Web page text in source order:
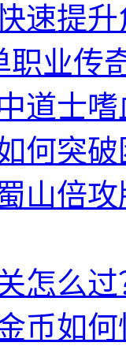
速提
职业传
道士
何突
山倍
怎么
币如